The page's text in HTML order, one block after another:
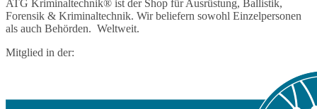
ATG Kriminaltechnik® ist der Shop für Ausrüstung, Ballistik,
Forensik & Kriminaltechnik. Wir beliefern sowohl Einzelpersonen
als auch Behörden. Weltweit.
Mitglied in der: